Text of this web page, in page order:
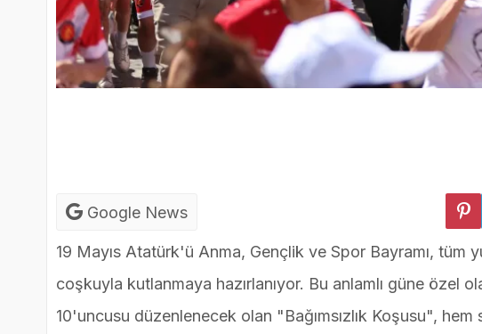
Google News
19 Mayıs Atatürk'ü Anma, Gençlik ve Spor Bayramı,
coşkuyla kutlanmaya hazırlanıyor. Bu anlamlı güne özel
10'uncusu düzenlenecek olan "Bağımsızlık Koşusu",